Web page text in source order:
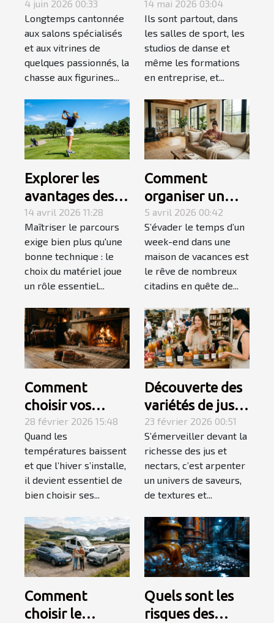
figurine rare
devient une
quête
personnelle
4 juin 2026 00:33
Longtemps cantonnée
aux salons spécialisés
et aux vitrines de
quelques passionnés, la
chasse aux figurines...
secret d’un
apprentissage
accéléré
14 mai 2026 03:04
Ils sont partout, dans
les salles de sport, les
studios de danse et
même les formations
en entreprise, et...
Explorer les
avantages des
équipements de
golf spécialisés
pour gauchers
14 avril 2026 11:28
Maîtriser le parcours
exige bien plus qu'une
bonne technique : le
choix du matériel joue
un rôle essentiel...
Comment
organiser un
week-end
détente réussi
en maison de
vacances ?
5 avril 2026 00:42
S’évader le temps d’un
week-end dans une
maison de vacances est
le rêve de nombreux
citadins en quête de...
Comment
choisir vos
chaussons pour
un hiver douillet
et chaud ?
28 février 2026 15:48
Quand les
températures baissent
et que l’hiver s’installe,
il devient essentiel de
bien choisir ses...
Découverte des
variétés de jus
et nectars pour
des palais
exigeants
23 février 2026 00:51
S’émerveiller devant la
richesse des jus et
nectars, c’est arpenter
un univers de saveurs,
de textures et...
Comment
choisir le
Quels sont les
risques des